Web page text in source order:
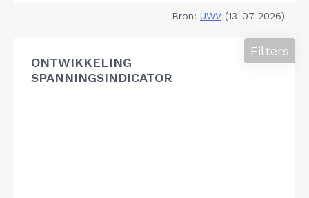
Bron: UWV (13-07-2026)
ONTWIKKELING
SPANNINGSINDICATOR
Filters